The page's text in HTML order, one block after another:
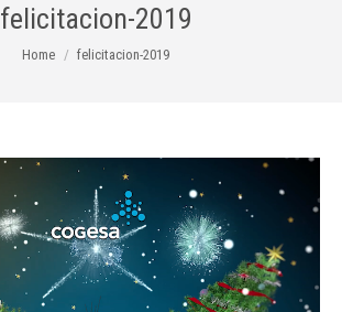
felicitacion-2019
You are here:
Home felicitacion-2019